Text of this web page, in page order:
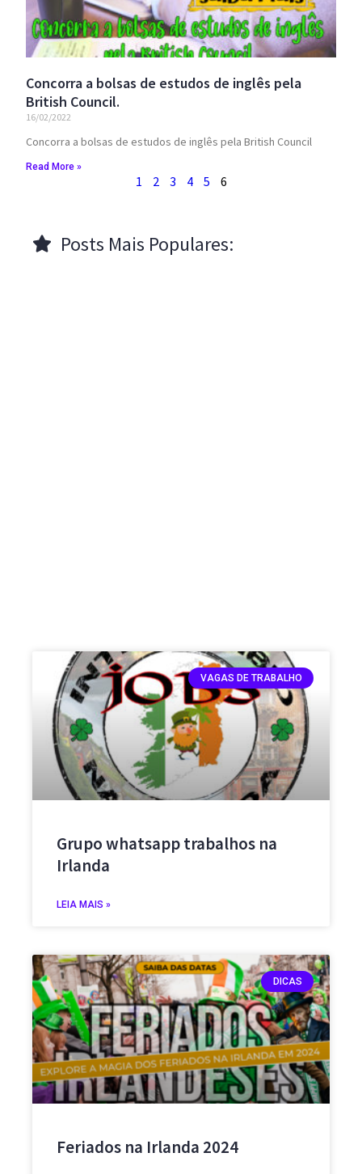
Concorra a bolsas de estudos de inglês pela
British Council.
16/02/2022
Concorra a bolsas de estudos de inglês pela British Council
Read More »
1 2 3 4 5 6
Posts Mais Populares:
VAGAS DE TRABALHO
Grupo whatsapp trabalhos na
Irlanda
LEIA MAIS »
DICAS
Feriados na Irlanda 2024